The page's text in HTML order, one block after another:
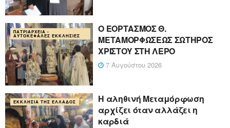
ΠΑΤΡΙΑΡΧΕΊΑ -
ΑΥΤΟΚΈΦΑΛΕΣ ΕΚΚΛΗΣΊΕΣ
Ο ΕΟΡΤΑΣΜΟΣ Θ.
ΜΕΤΑΜΟΡΦΩΣΕΩΣ ΣΩΤΗΡΟΣ
ΧΡΙΣΤΟΥ ΣΤΗ ΛΕΡΟ
7 Αυγούστου 2026
ΕΚΚΛΗΣΊΑ ΤΗΣ ΕΛΛΆΔΟΣ
Η αληθινή Μεταμόρφωση
αρχίζει όταν αλλάζει η
καρδιά